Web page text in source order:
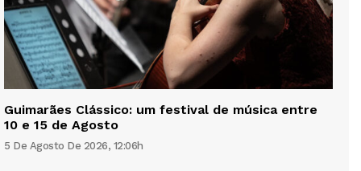
Guimarães Clássico: um festival de música entre
10 e 15 de Agosto
5 De Agosto De 2026, 12:06h